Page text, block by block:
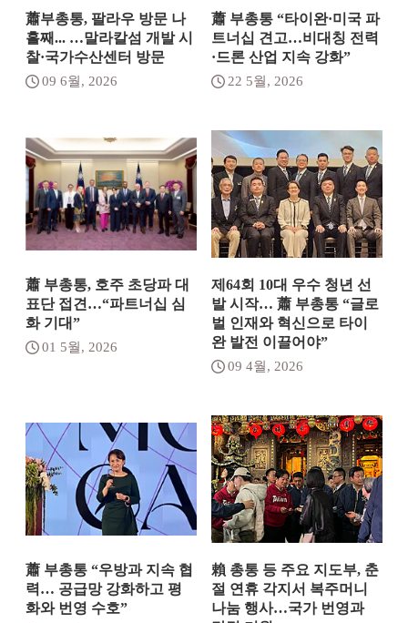
蕭부총통, 팔라우 방문 나
흘째... …말라칼섬 개발 시
찰·국가수산센터 방문
09 6월, 2026
蕭 부총통 “타이완·미국 파
트너십 견고…비대칭 전력
·드론 산업 지속 강화”
22 5월, 2026
蕭 부총통, 호주 초당파 대
표단 접견…“파트너십 심
화 기대”
01 5월, 2026
제64회 10대 우수 청년 선
발 시작… 蕭 부총통 “글로
벌 인재와 혁신으로 타이
완 발전 이끌어야”
09 4월, 2026
蕭 부총통 “우방과 지속 협
력… 공급망 강화하고 평
화와 번영 수호”
賴 총통 등 주요 지도부, 춘
절 연휴 각지서 복주머니
나눔 행사…국가 번영과